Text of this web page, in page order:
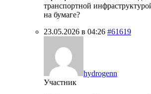
транспортной
на бумаге?
23.05.2026 в 04:26 #61619
hydrogenn
Участник